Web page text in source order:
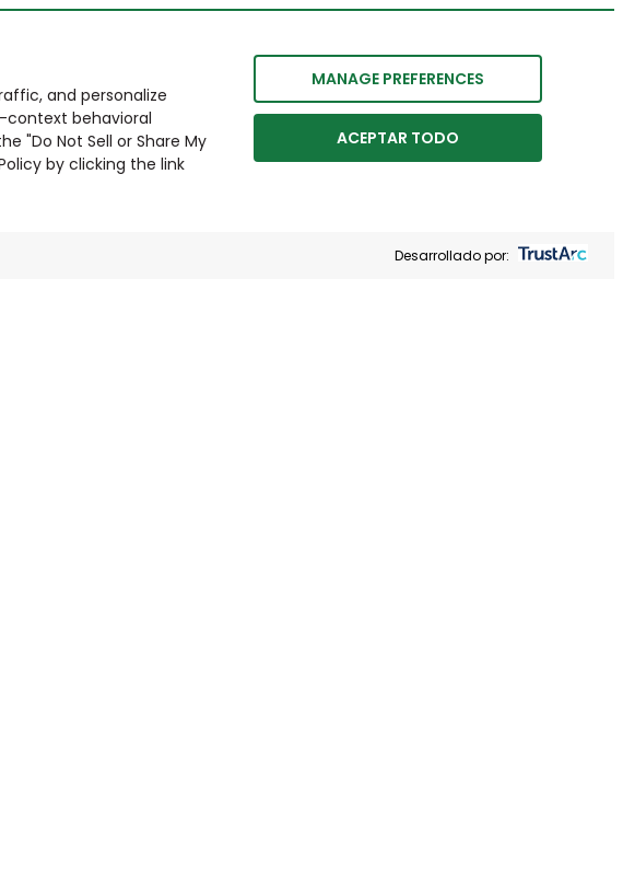
and personalize
context behavioral
"Do Not Sell or Share My
by clicking the link
MANAGE PREFERENCES
ACEPTAR TODO
Desarrollado por: